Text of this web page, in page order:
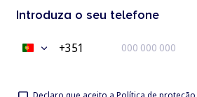
Introduza o seu telefone
Portugal+351